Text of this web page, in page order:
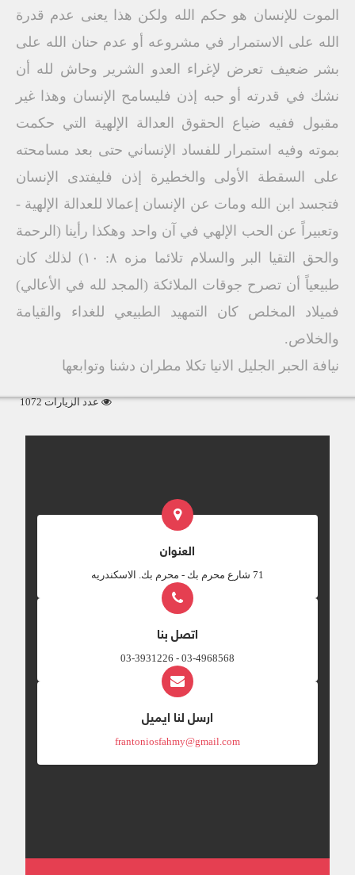
الموت للإنسان هو حكم الله ولكن هذا يعنى عدم قدرة
الله على الاستمرار في مشروعه أو عدم حنان الله على
بشر ضعيف تعرض لإغراء العدو الشرير وحاش لله أن
نشك في قدرته أو حبه إذن فليسامح الإنسان وهذا غير
مقبول ففيه ضياع الحقوق العدالة الإلهية التي حكمت
بموته وفيه استمرار للفساد الإنساني حتى بعد مسامحته
على السقطة الأولى والخطيرة إذن فليفتدى الإنسان
فتجسد ابن الله ومات عن الإنسان إعمالا للعدالة الإلهية -
وتعبيراً عن الحب الإلهي في آن واحد وهكذا رأينا (الرحمة
والحق التقيا البر والسلام تلائما مزه ۸: ۱۰) لذلك كان
طبيعياً أن تصرح جوقات الملائكة (المجد لله في الأعالي)
فميلاد المخلص كان التمهيد الطبيعي للغداء والقيامة
والخلاص.
نيافة الحبر الجليل الانيا تكلا مطران دشنا وتوابعها
عدد الزيارات 1072
العنوان
‎71 شارع محرم بك - محرم بك. الاسكندريه
اتصل بنا
03-4968568 - 03-3931226
ارسل لنا ايميل
frantoniosfahmy@gmail.com